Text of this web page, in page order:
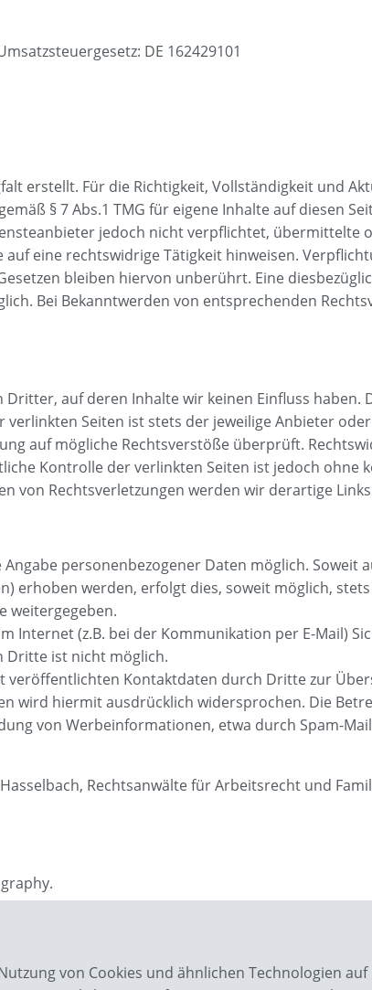
DE 162429101
erstellt. Für die Richtigkeit, Vollständigkeit und
§ 7 Abs.1 TMG für eigene Inhalte auf diesen
jedoch nicht verpflichtet,
eine rechtswidrige Tätigkeit hinweisen.
bleiben hiervon unberührt. Eine
Bei Bekanntwerden von entsprechenden
auf deren Inhalte wir keinen Einfluss
Seiten ist stets der jeweilige Anbieter
auf mögliche Rechtsverstöße überprüft.
Kontrolle der verlinkten Seiten ist jedoch ohne
von Rechtsverletzungen werden wir derartige
personenbezogener Daten möglich. Soweit
erhoben werden, erfolgt dies, soweit möglich,
weitergegeben.
Internet (z.B. bei der Kommunikation per E-Mail)
Dritte ist nicht möglich.
veröffentlichten Kontaktdaten durch Dritte zur
wird hiermit ausdrücklich widersprochen. Die
von Werbeinformationen, etwa durch Spam-
Rechtsanwälte für Arbeitsrecht und
von Cookies und ähnlichen Technologien